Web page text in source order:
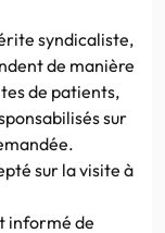
syndicaliste,
de manière
de patients,
sur
sur la visite à
informé de